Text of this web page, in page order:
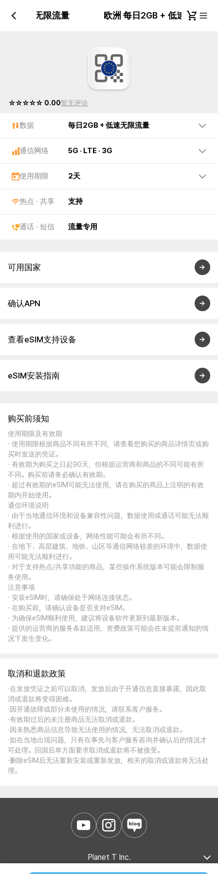
+ 低速无限流量 欧洲 每日2GB + 低速无限
☆☆☆☆☆ 0.00暂无评论
数据 毎日2GB + 低速无限流量
通信网络 5G · LTE · 3G
使用期限 2天
热点 · 共享 支持
通话 · 短信 流量专用
可用国家
确认APN
查看eSIM支持设备
eSIM安装指南
购买前须知
使用期限及有效期
· 使用期限根据商品不同有所不同，请查看您购买的商品详情页或购
买时发送的凭证。
· 有效期为购买之日起90天，但根据运营商和商品的不同可能有所
不同。购买前请务必确认有效期。
· 超过有效期的eSIM可能无法使用，请在购买的商品上注明的有效
期内开始使用。
通信环境说明
· 由于当地通信环境和设备兼容性问题，数据使用或通话可能无法顺
利进行。
· 根据使用的国家或设备，网络性能可能会有所不同。
· 在地下、高层建筑、地铁、山区等通信网络较差的环境中，数据使
用可能无法顺利进行。
· 对于支持热点/共享功能的商品，某些操作系统版本可能会限制服
务使用。
注意事项
· 安装eSIM时，请确保处于网络连接状态。
· 在购买前，请确认设备是否支持eSIM。
· 为确保eSIM顺利使用，建议将设备软件更新到最新版本。
· 提供的运营商的服务条款适用，资费政策可能会在未提前通知的情
况下发生变化。
取消和退款政策
·在发放凭证之前可以取消，发放后由于开通信息直接暴露，因此取
消或退款将变得困难。
·因开通故障或部分未使用的情况，请联系客户服务。
·有效期过后的未注册商品无法取消或退款。
·因未熟悉商品信息导致无法使用的情况，无法取消或退款。
·如在当地出现问题，只有在事先与客户服务咨询并确认后的情况才
可处理。回国后单方面要求取消或退款将不被接受。
·删除eSIM后无法重新安装或重新发放，相关的取消或退款将无法处
理。
Planet T Inc.